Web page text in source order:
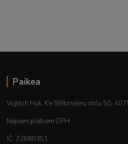
Paikea
Vojtěch Huk, Ke Stříbrnému dolu 50,
Nejsem plátcem DPH
IČ: 72680351